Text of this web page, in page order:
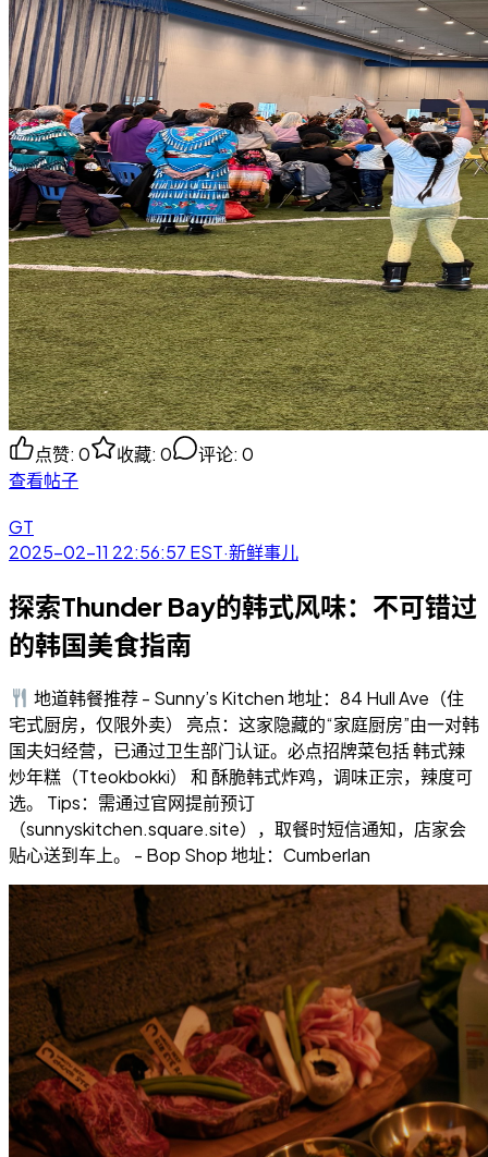
点赞: 0 收藏: 0 评论: 0
查看帖子
GT
2025-02-11 22:56:57 EST·新鲜事儿
探索Thunder Bay的韩式风味：不可错过
的韩国美食指南
地道韩餐推荐 - Sunny’s Kitchen 地址：84 Hull Ave（住
宅式厨房，仅限外卖） 亮点：这家隐藏的“家庭厨房”由一对韩
国夫妇经营，已通过卫生部门认证。必点招牌菜包括 韩式辣
炒年糕（Tteokbokki） 和 酥脆韩式炸鸡，调味正宗，辣度可
选。 Tips：需通过官网提前预订
（sunnyskitchen.square.site），取餐时短信通知，店家会
贴心送到车上。 - Bop Shop 地址：Cumberlan